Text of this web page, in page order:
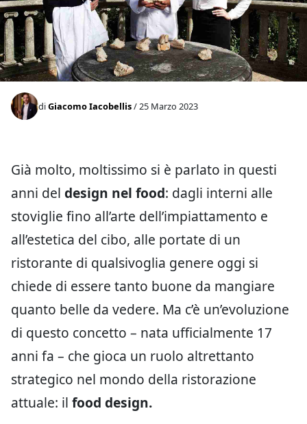
diGiacomo Iacobellis/ 25 Marzo 2023
Già molto, moltissimo si è parlato in questi
anni del design nel food: dagli interni alle
stoviglie fino all’arte dell’impiattamento e
all’estetica del cibo, alle portate di un
ristorante di qualsivoglia genere oggi si
chiede di essere tanto buone da mangiare
quanto belle da vedere. Ma c’è un’evoluzione
di questo concetto – nata ufficialmente 17
anni fa – che gioca un ruolo altrettanto
strategico nel mondo della ristorazione
attuale: il food design.